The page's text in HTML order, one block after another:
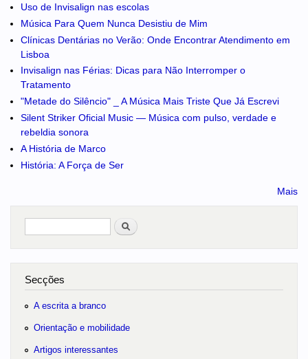
Uso de Invisalign nas escolas
Música Para Quem Nunca Desistiu de Mim
Clínicas Dentárias no Verão: Onde Encontrar Atendimento em
Lisboa
Invisalign nas Férias: Dicas para Não Interromper o
Tratamento
"Metade do Silêncio" _ A Música Mais Triste Que Já Escrevi
Silent Striker Oficial Music — Música com pulso, verdade e
rebeldia sonora
A História de Marco
História: A Força de Ser
Mais
Pesquisar
no portal
Secções
A escrita a branco
Orientação e mobilidade
Artigos interessantes